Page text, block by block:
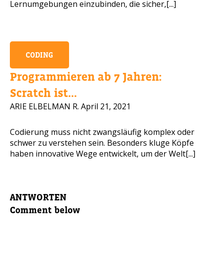
Lernumgebungen einzubinden, die sicher,[...]
CODING
Programmieren ab 7 Jahren:
Scratch ist...
ARIE ELBELMAN R. April 21, 2021
Codierung muss nicht zwangsläufig komplex oder
schwer zu verstehen sein. Besonders kluge Köpfe
haben innovative Wege entwickelt, um der Welt[...]
ANTWORTEN
Comment below